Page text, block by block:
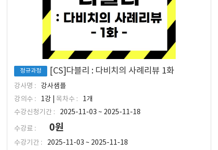
정규과정 [CS]다블리 : 다비치의 사례리뷰 1화
강사명 :
강사샘플
강의수 :
1강 | 목차수 :
1개
수강신청기간 :
2025-11-03 ~ 2025-11-18
수강료 : 0원
수강기간 : 2025-11-03 ~ 2025-11-18